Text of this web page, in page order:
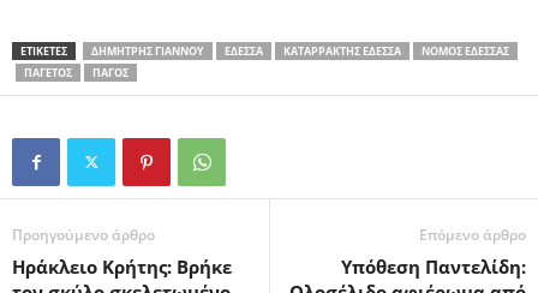
ΕΤΙΚΕΤΕΣ ΔΗΜΉΤΡΗΣ ΓΙΆΝΝΟΥ ΈΔΕΣΣΑ ΚΑΤΑΡΡΆΚΤΗΣ ΈΔΕΣΣΑ
ΝΟΜΌΣ ΈΔΕΣΣΑΣ
ΠΑΓΕΤΌΣ
ΠΆΓΟΣ
Προηγούμενο άρθρο
Ηράκλειο Κρήτης: Βρήκε
Επόμενο άρθρο
Υπόθεση Παντελίδη: